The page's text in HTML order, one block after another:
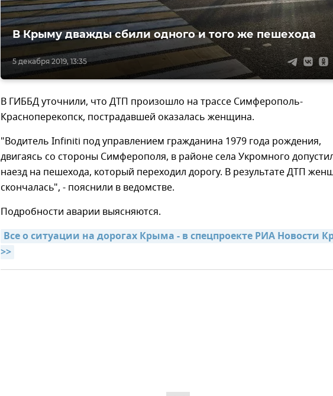
5 декабря 2019, 13:35
В Крыму дважды сбили одного и того же пешехода
В ГИББД уточнили, что ДТП произошло на трассе Симферополь-
Красноперекопск, пострадавшей оказалась женщина.
"Водитель Infiniti под управлением гражданина 1979 года рождения,
двигаясь со стороны Симферополя, в районе села Укромного
наезд на пешехода, который переходил дорогу. В результате ДТП
скончалась", - пояснили в ведомстве.
Подробности аварии выясняются.
Все о ситуации на дорогах Крыма - в спецпроекте РИА Новости
>>